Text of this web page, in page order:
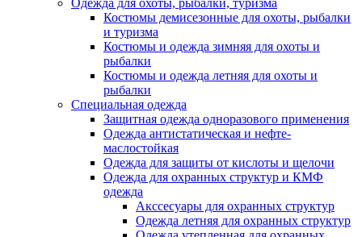
Одежда для охоты, рыбалки, туризма
Костюмы демисезонные для охоты, рыбалки
и туризма
Костюмы и одежда зимняя для охоты и
рыбалки
Костюмы и одежда летняя для охоты и
рыбалки
Специальная одежда
Защитная одежда одноразового применения
Одежда антистатическая и нефте-
маслостойкая
Одежда для защиты от кислоты и щелочи
Одежда для охранных структур и КМФ
одежда
Акссесуары для охранных структур
Одежда летняя для охранных структур